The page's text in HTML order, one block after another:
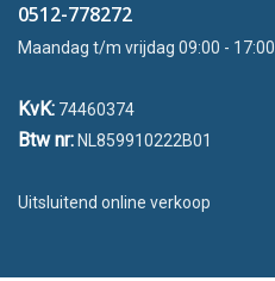
0512-778272
Maandag t/m vrijdag 09:00 - 17:00
KvK: 74460374
Btw nr: NL859910222B01
Uitsluitend online verkoop